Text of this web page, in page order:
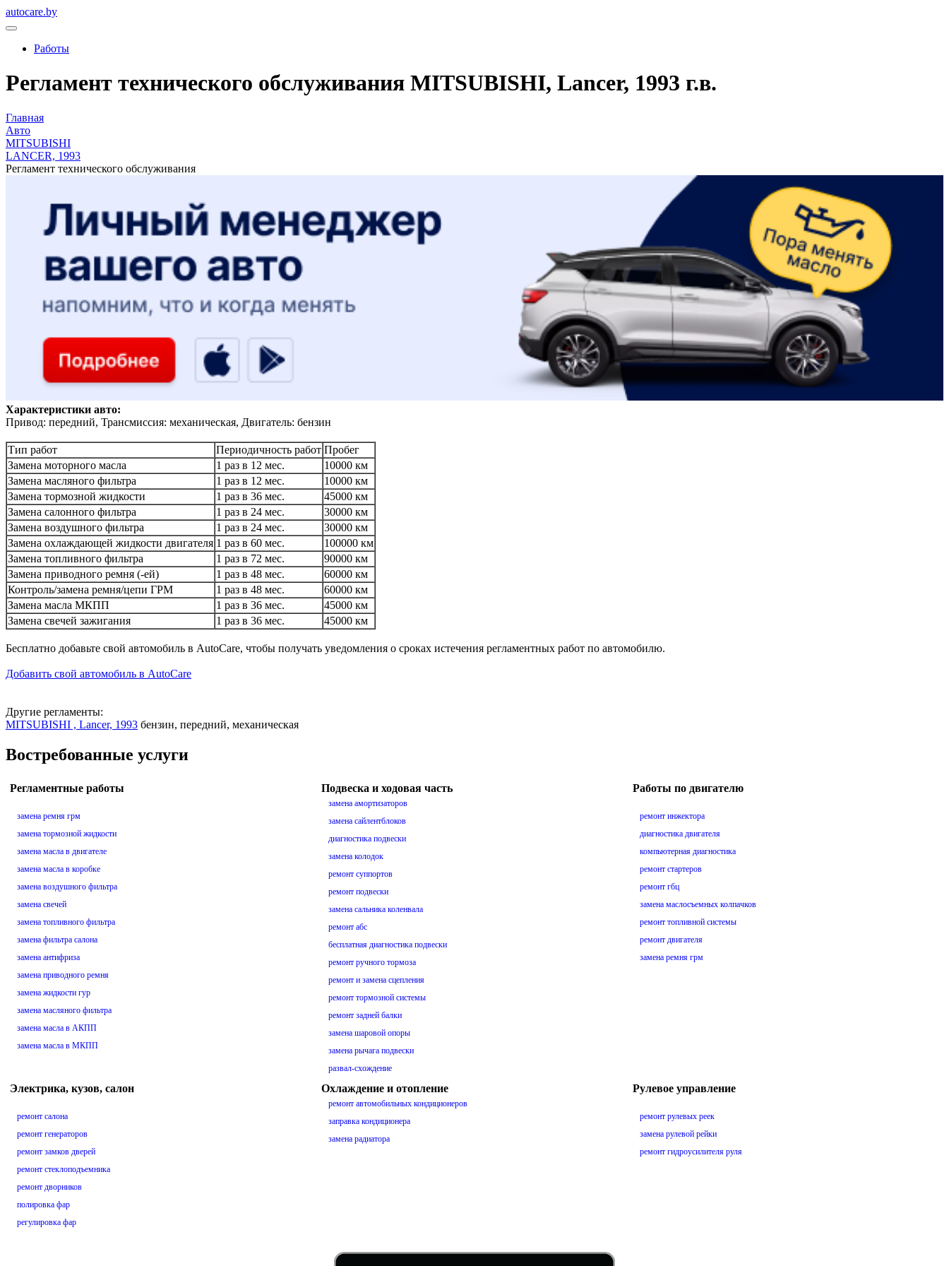
autocare.by
Работы
Регламент технического обслуживания MITSUBISHI, Lancer, 1993 г.в.
Главная
Авто
MITSUBISHI
LANCER, 1993
Регламент технического обслуживания
Характеристики авто:
Привод: передний, Трансмиссия: механическая, Двигатель: бензин
Тип работ Периодичность работ Пробег
Замена моторного масла
1 раз в 12 мес.
10000 км
Замена масляного фильтра
1 раз в 12 мес.
10000 км
Замена тормозной жидкости
1 раз в 36 мес.
45000 км
Замена салонного фильтра
1 раз в 24 мес.
30000 км
Замена воздушного фильтра
1 раз в 24 мес.
30000 км
Замена охлаждающей жидкости двигателя 1 раз в 60 мес.
100000 км
Замена топливного фильтра
1 раз в 72 мес.
90000 км
Замена приводного ремня (-ей)
1 раз в 48 мес.
60000 км
Контроль/замена ремня/цепи ГРМ
1 раз в 48 мес.
60000 км
Замена масла МКПП
1 раз в 36 мес.
45000 км
Замена свечей зажигания
1 раз в 36 мес. 45000 км
Бесплатно добавьте свой автомобиль в AutoCare, чтобы получать уведомления о сроках истечения регламентных работ по автомобилю.
Добавить свой автомобиль в AutoCare
Другие регламенты:
MITSUBISHI , Lancer, 1993 бензин, передний, механическая
Востребованные услуги
Регламентные работы
замена ремня грм
замена тормозной жидкости
замена масла в двигателе
замена масла в коробке
замена воздушного фильтра
замена свечей
замена топливного фильтра
замена фильтра салона
замена антифриза
замена приводного ремня
замена жидкости гур
замена масляного фильтра
замена масла в АКПП
замена масла в МКПП
Подвеска и ходовая часть
замена амортизаторов
замена сайлентблоков
диагностика подвески
замена колодок
ремонт суппортов
ремонт подвески
замена сальника коленвала
ремонт абс
бесплатная диагностика подвески
ремонт ручного тормоза
ремонт и замена сцепления
ремонт тормозной системы
ремонт задней балки
замена шаровой опоры
замена рычага подвески
развал-схождение
Работы по двигателю
ремонт инжектора
диагностика двигателя
компьютерная диагностика
ремонт стартеров
ремонт гбц
замена маслосъемных колпачков
ремонт топливной системы
ремонт двигателя
замена ремня грм
Электрика, кузов, салон
ремонт салона
ремонт генераторов
ремонт замков дверей
ремонт стеклоподъемника
ремонт дворников
полировка фар
регулировка фар
Охлаждение и отопление
ремонт автомобильных кондиционеров
заправка кондиционера
замена радиатора
Рулевое управление
ремонт рулевых реек
замена рулевой рейки
ремонт гидроусилителя руля